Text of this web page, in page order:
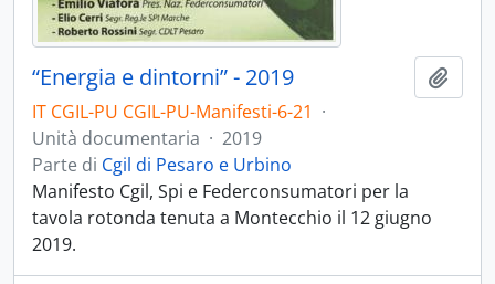
“Energia e dintorni” - 2019
IT CGIL-PU CGIL-PU-Manifesti-6-21 ·
Unità documentaria · 2019
Parte di Cgil di Pesaro e Urbino
Manifesto Cgil, Spi e Federconsumatori per la
tavola rotonda tenuta a Montecchio il 12 giugno
2019.